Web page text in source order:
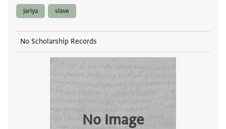
jariya slave
No Scholarship Records
No Image